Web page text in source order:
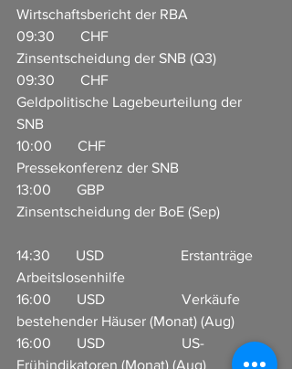
Wirtschaftsbericht der RBA
09:30       CHF
Zinsentscheidung der SNB (Q3)
09:30       CHF
Geldpolitische Lagebeurteilung der
SNB
10:00       CHF
Pressekonferenz der SNB
13:00       GBP
Zinsentscheidung der BoE (Sep)
14:30       USD                     Erstanträge
Arbeitslosenhilfe
16:00       USD                     Verkäufe
bestehender Häuser (Monat) (Aug)
16:00       USD                     US-
Frühindikatoren (Monat) (Aug)